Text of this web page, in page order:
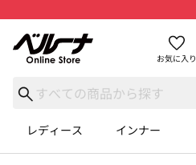
お気に入り
レディース インナー